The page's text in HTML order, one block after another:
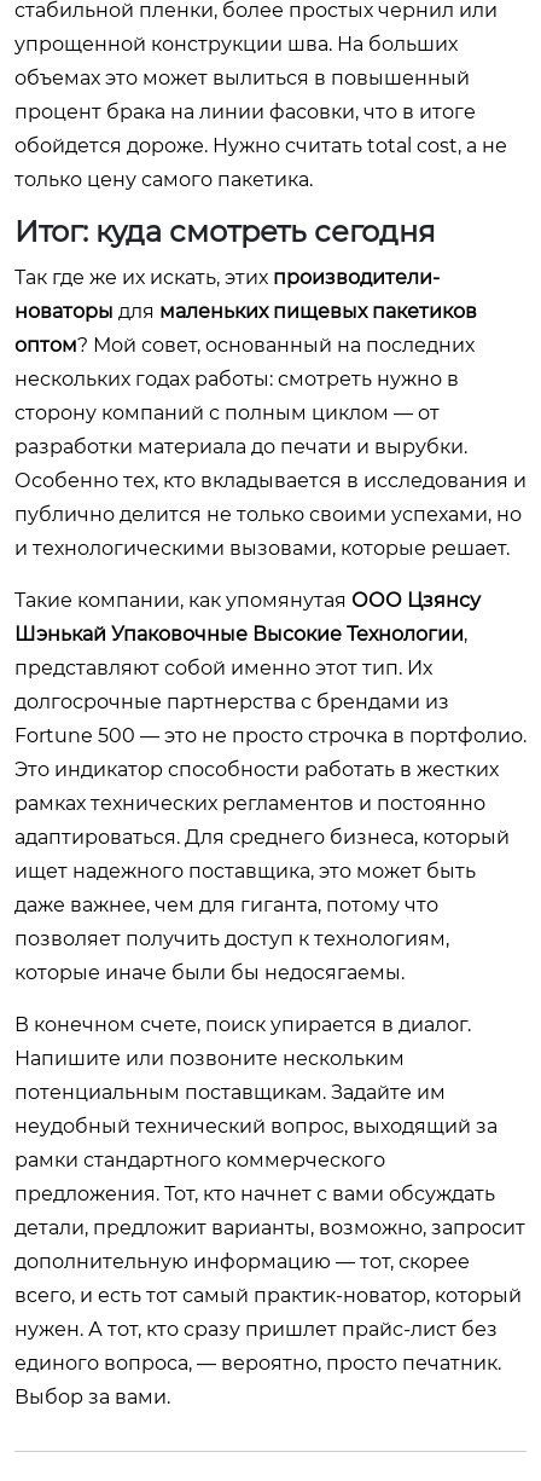
стабильной пленки, более простых чернил или
упрощенной конструкции шва. На больших
объемах это может вылиться в повышенный
процент брака на линии фасовки, что в итоге
обойдется дороже. Нужно считать total cost, а не
только цену самого пакетика.
Итог: куда смотреть сегодня
Так где же их искать, этих производители-
новаторы для маленьких пищевых пакетиков
оптом? Мой совет, основанный на последних
нескольких годах работы: смотреть нужно в
сторону компаний с полным циклом — от
разработки материала до печати и вырубки.
Особенно тех, кто вкладывается в исследования и
публично делится не только своими успехами, но
и технологическими вызовами, которые решает.
Такие компании, как упомянутая ООО Цзянсу
Шэнькай Упаковочные Высокие Технологии,
представляют собой именно этот тип. Их
долгосрочные партнерства с брендами из
Fortune 500 — это не просто строчка в портфолио.
Это индикатор способности работать в жестких
рамках технических регламентов и постоянно
адаптироваться. Для среднего бизнеса, который
ищет надежного поставщика, это может быть
даже важнее, чем для гиганта, потому что
позволяет получить доступ к технологиям,
которые иначе были бы недосягаемы.
В конечном счете, поиск упирается в диалог.
Напишите или позвоните нескольким
потенциальным поставщикам. Задайте им
неудобный технический вопрос, выходящий за
рамки стандартного коммерческого
предложения. Тот, кто начнет с вами обсуждать
детали, предложит варианты, возможно, запросит
дополнительную информацию — тот, скорее
всего, и есть тот самый практик-новатор, который
нужен. А тот, кто сразу пришлет прайс-лист без
единого вопроса, — вероятно, просто печатник.
Выбор за вами.